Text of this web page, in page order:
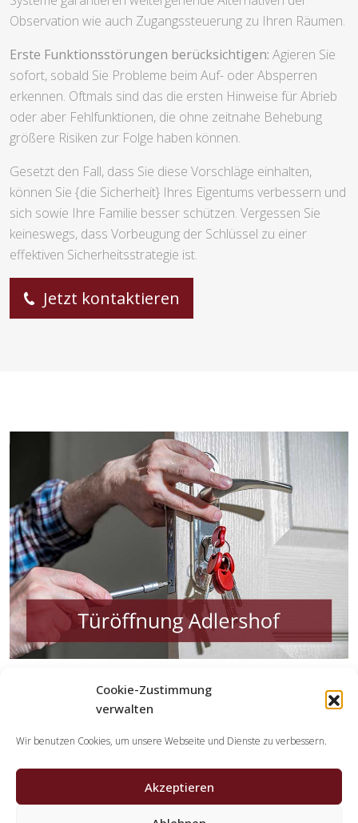
Cookie-Zustimmung
verwalten
Wir benutzen Cookies, um unsere Webseite und Dienste zu verbessern.
Akzeptieren
Innovative Ergänzungen:Vervollständigen Sie
Sicherheitssysteme wie neuartige Alarmsysteme oder auch
Kameraüberwachung. Neuartige Smart-Home-Security
Systeme garantieren weitergehende Alternativen der
Observation wie auch Zugangssteuerung zu Ihren Räumen.
sofort, sobald Sie Probleme beim Auf- oder Absperren
erkennen. Oftmals sind das die ersten Hinweise für Abrieb
oder aber Fehlfunktionen, die ohne zeitnahe Behebung
größere Risiken zur Folge haben können.
Gesetzt den Fall, dass Sie diese Vorschläge einhalten,
können Sie {die Sicherheit} Ihres Eigentums verbessern und
sich sowie Ihre Familie besser schützen. Vergessen Sie
Welche Tätigkeiten erledigen die